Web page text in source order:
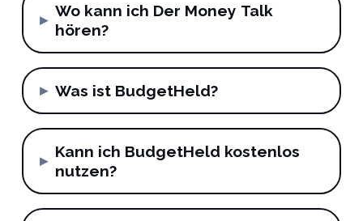
▸
Wo kann ich Der Money Talk
hören?
▸ Was ist BudgetHeld?
▸
Kann ich BudgetHeld kostenlos
nutzen?